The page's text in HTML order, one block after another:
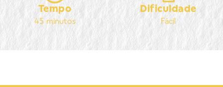
Tempo
45 minutos
Dificuldade
Fácil